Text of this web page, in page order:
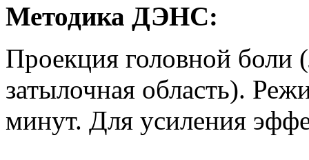
Методика ДЭНС:
Проекция головной боли
затылочная область).
минут. Для усиления